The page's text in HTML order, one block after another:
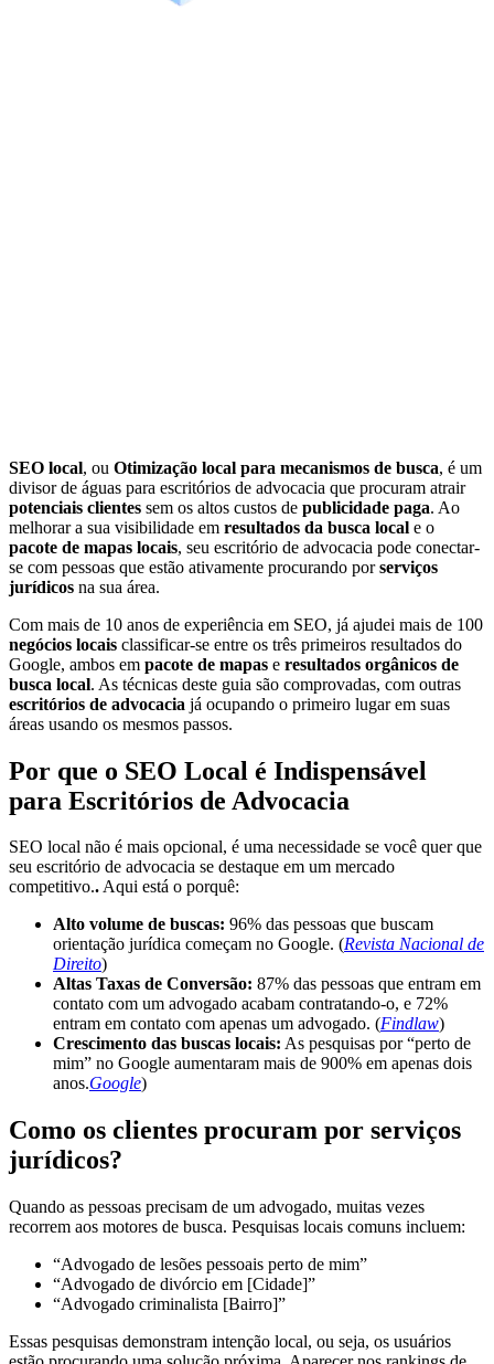
SEO local, ou Otimização local para mecanismos de busca, é um
divisor de águas para escritórios de advocacia que procuram atrair
potenciais clientes sem os altos custos de publicidade paga. Ao
melhorar a sua visibilidade em resultados da busca local e o
pacote de mapas locais, seu escritório de advocacia pode conectar-
se com pessoas que estão ativamente procurando porserviços
jurídicos na sua área.
Com mais de 10 anos de experiência em SEO, já ajudei mais de 100
negócios locais classificar-se entre os três primeiros resultados do
Google, ambos em pacote de mapas e resultados orgânicos de
busca local. As técnicas deste guia são comprovadas, com outras
escritórios de advocacia já ocupando o primeiro lugar em suas
áreas usando os mesmos passos.
Por que o SEO Local é Indispensável
para Escritórios de Advocacia
SEO local não é mais opcional, é uma necessidade se você quer que
seu escritório de advocacia se destaque em um mercado
competitivo..Aqui está o porquê:
Alto volume de buscas: 96% das pessoas que buscam
orientação jurídica começam no Google. (Revista Nacional de
Direito)
Altas Taxas de Conversão: 87% das pessoas que entram em
contato com um advogado acabam contratando-o, e 72%
entram em contato com apenas um advogado. (Findlaw)
Crescimento das buscas locais: As pesquisas por “perto de
mim” no Google aumentaram mais de 900% em apenas dois
anos.Google)
Como os clientes procuram por serviços
jurídicos?
Quando as pessoas precisam de um advogado, muitas vezes
recorrem aos motores de busca. Pesquisas locais comuns incluem:
“Advogado de lesões pessoais perto de mim”
“Advogado de divórcio em [Cidade]”
“Advogado criminalista [Bairro]”
Essas pesquisas demonstram intenção local, ou seja, os usuários